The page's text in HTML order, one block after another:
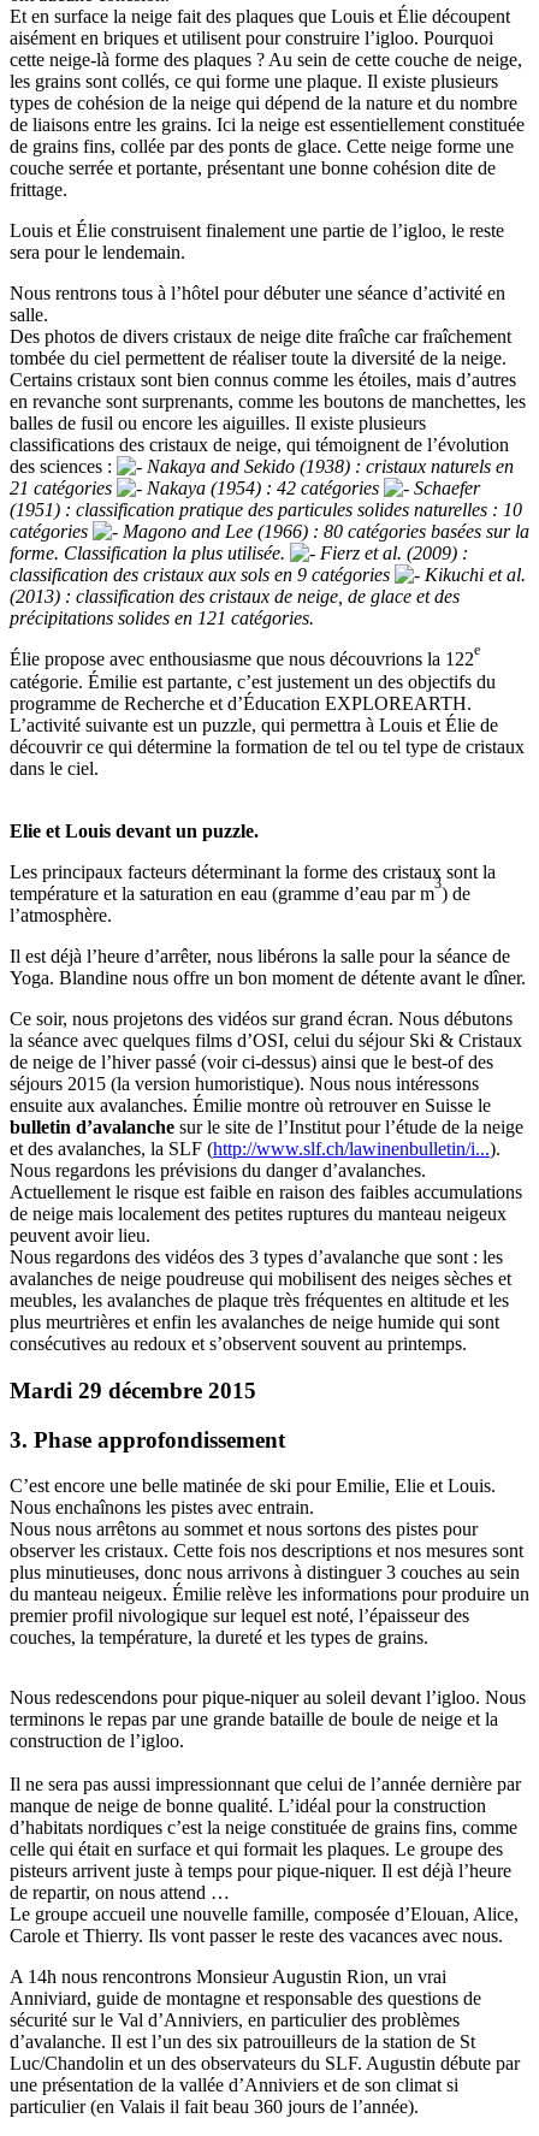
Et en surface la neige fait des plaques que Louis et Élie découpent
aisément en briques et utilisent pour construire l’igloo. Pourquoi
cette neige-là forme des plaques ? Au sein de cette couche de neige,
les grains sont collés, ce qui forme une plaque. Il existe plusieurs
types de cohésion de la neige qui dépend de la nature et du nombre
de liaisons entre les grains. Ici la neige est essentiellement constituée
de grains fins, collée par des ponts de glace. Cette neige forme une
couche serrée et portante, présentant une bonne cohésion dite de
frittage.
Louis et Élie construisent finalement une partie de l’igloo, le reste
sera pour le lendemain.
Nous rentrons tous à l’hôtel pour débuter une séance d’activité en
salle.
Des photos de divers cristaux de neige dite fraîche car fraîchement
tombée du ciel permettent de réaliser toute la diversité de la neige.
Certains cristaux sont bien connus comme les étoiles, mais d’autres
en revanche sont surprenants, comme les boutons de manchettes, les
balles de fusil ou encore les aiguilles. Il existe plusieurs
classifications des cristaux de neige, qui témoignent de l’évolution
des sciences :
Nakaya and Sekido (1938) : cristaux naturels en
21 catégories
Nakaya (1954) : 42 catégories
Schaefer
(1951) : classification pratique des particules solides naturelles : 10
catégories
Magono and Lee (1966) : 80 catégories basées sur la
forme. Classification la plus utilisée.
Fierz et al. (2009) :
classification des cristaux aux sols en 9 catégories
Kikuchi et al.
(2013) : classification des cristaux de neige, de glace et des
précipitations solides en 121 catégories.
Élie propose avec enthousiasme que nous découvrions la 122e
catégorie. Émilie est partante, c’est justement un des objectifs du
programme de Recherche et d’Éducation EXPLOREARTH.
L’activité suivante est un puzzle, qui permettra à Louis et Élie de
découvrir ce qui détermine la formation de tel ou tel type de cristaux
dans le ciel.
Elie et Louis devant un puzzle.
Les principaux facteurs déterminant la forme des cristaux sont la
température et la saturation en eau (gramme d’eau par m3) de
l’atmosphère.
Il est déjà l’heure d’arrêter, nous libérons la salle pour la séance de
Yoga. Blandine nous offre un bon moment de détente avant le dîner.
Ce soir, nous projetons des vidéos sur grand écran. Nous débutons
la séance avec quelques films d’OSI, celui du séjour Ski & Cristaux
de neige de l’hiver passé (voir ci-dessus) ainsi que le best-of des
séjours 2015 (la version humoristique). Nous nous intéressons
ensuite aux avalanches. Émilie montre où retrouver en Suisse le
bulletin d’avalanche sur le site de l’Institut pour l’étude de la neige
et des avalanches, la SLF (http://www.slf.ch/lawinenbulletin/i...).
Nous regardons les prévisions du danger d’avalanches.
Actuellement le risque est faible en raison des faibles accumulations
de neige mais localement des petites ruptures du manteau neigeux
peuvent avoir lieu.
Nous regardons des vidéos des 3 types d’avalanche que sont : les
avalanches de neige poudreuse qui mobilisent des neiges sèches et
meubles, les avalanches de plaque très fréquentes en altitude et les
plus meurtrières et enfin les avalanches de neige humide qui sont
consécutives au redoux et s’observent souvent au printemps.
Mardi 29 décembre 2015
3. Phase approfondissement
C’est encore une belle matinée de ski pour Emilie, Elie et Louis.
Nous enchaînons les pistes avec entrain.
Nous nous arrêtons au sommet et nous sortons des pistes pour
observer les cristaux. Cette fois nos descriptions et nos mesures sont
plus minutieuses, donc nous arrivons à distinguer 3 couches au sein
du manteau neigeux. Émilie relève les informations pour produire un
premier profil nivologique sur lequel est noté, l’épaisseur des
couches, la température, la dureté et les types de grains.
Nous redescendons pour pique-niquer au soleil devant l’igloo. Nous
terminons le repas par une grande bataille de boule de neige et la
construction de l’igloo.
Il ne sera pas aussi impressionnant que celui de l’année dernière par
manque de neige de bonne qualité. L’idéal pour la construction
d’habitats nordiques c’est la neige constituée de grains fins, comme
celle qui était en surface et qui formait les plaques. Le groupe des
pisteurs arrivent juste à temps pour pique-niquer. Il est déjà l’heure
de repartir, on nous attend …
Le groupe accueil une nouvelle famille, composée d’Elouan, Alice,
Carole et Thierry. Ils vont passer le reste des vacances avec nous.
A 14h nous rencontrons Monsieur Augustin Rion, un vrai
Anniviard, guide de montagne et responsable des questions de
sécurité sur le Val d’Anniviers, en particulier des problèmes
d’avalanche. Il est l’un des six patrouilleurs de la station de St
Luc/Chandolin et un des observateurs du SLF. Augustin débute par
une présentation de la vallée d’Anniviers et de son climat si
particulier (en Valais il fait beau 360 jours de l’année).